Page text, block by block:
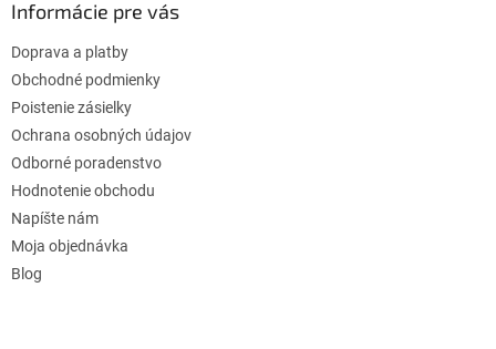
Informácie pre vás
Doprava a platby
Obchodné podmienky
Poistenie zásielky
Ochrana osobných údajov
Odborné poradenstvo
Hodnotenie obchodu
Napíšte nám
Moja objednávka
Blog